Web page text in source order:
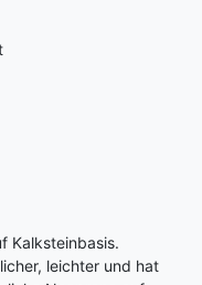
Kalksteinbasis.
leichter und hat